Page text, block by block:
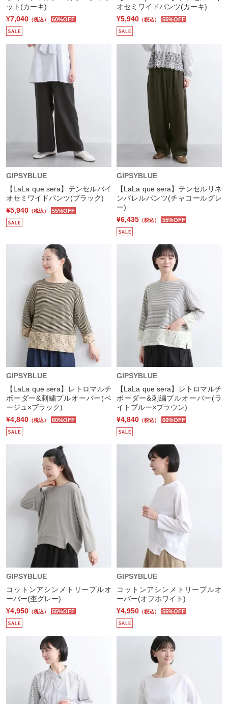
ット(カーキ)
¥7,040 （税込） 60%OFF
オセミワイドパンツ(カーキ)
¥5,940 （税込） 55%OFF
GIPSYBLUE
【LaLa que sera】テンセルバイ
オセミワイドパンツ(ブラック)
¥5,940 （税込） 55%OFF
GIPSYBLUE
【LaLa que sera】テンセルリネ
ンバレルパンツ(チャコールグレ
ー)
¥6,435 （税込） 55%OFF
GIPSYBLUE
【LaLa que sera】レトロマルチ
ボーダー&刺繍プルオーバー(ベ
ージュ×ブラック)
¥4,840 （税込） 60%OFF
GIPSYBLUE
【LaLa que sera】レトロマルチ
ボーダー&刺繍プルオーバー(ラ
イトブルー×ブラウン)
¥4,840 （税込） 60%OFF
GIPSYBLUE
コットンアシンメトリープルオ
ーバー(杢グレー)
¥4,950 （税込） 55%OFF
GIPSYBLUE
コットンアシンメトリープルオ
ーバー(オフホワイト)
¥4,950 （税込） 55%OFF